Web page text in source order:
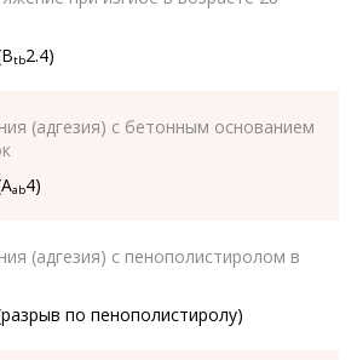
tb2.4)
(адгезия) с бетонным основанием
ab4)
(адгезия) с пенополистиролом в
по пенополистиролу)